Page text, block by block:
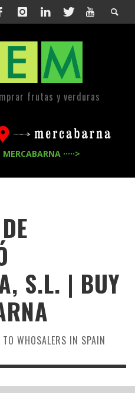
frutas y verduras
·····>
S.L. | BUY
WHOSALERS IN SPAIN